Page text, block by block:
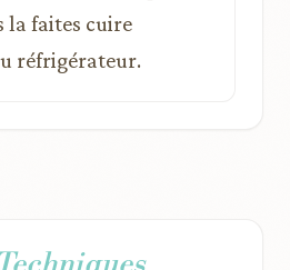
la faites cuire
réfrigérateur.